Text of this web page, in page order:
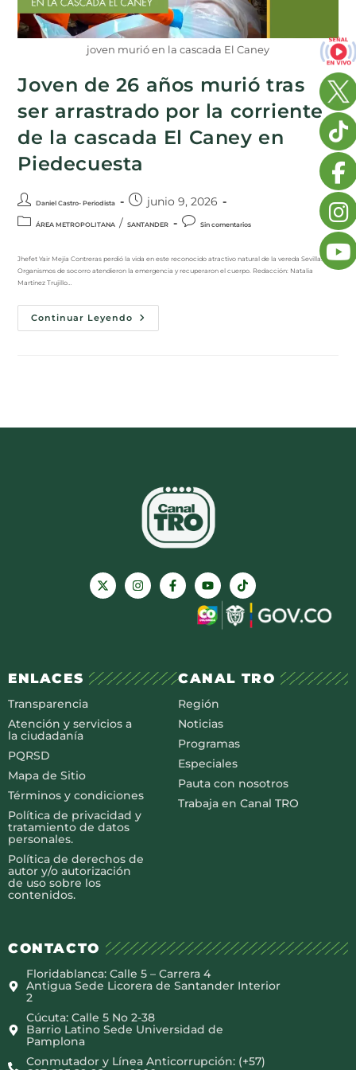
joven murió en la cascada El Caney
Joven de 26 años murió tras
ser arrastrado por la corriente
de la cascada El Caney en
Piedecuesta
Daniel Castro- Periodista junio 9, 2026
ÁREA METROPOLITANA / SANTANDER Sin comentarios
Jhefet Yair Mejía Contreras perdió la vida en este reconocido atractivo natural de la vereda Sevilla.
Organismos de socorro atendieron la emergencia y recuperaron el cuerpo. Redacción: Natalia
Martínez Trujillo…
Continuar Leyendo
ENLACES
Transparencia
Atención y servicios a
la ciudadanía
PQRSD
Mapa de Sitio
Términos y condiciones
Política de privacidad y
tratamiento de datos
personales.
Política de derechos de
autor y/o autorización
de uso sobre los
contenidos.
CANAL TRO
Región
Noticias
Programas
Especiales
Pauta con nosotros
Trabaja en Canal TRO
CONTACTO
Floridablanca: Calle 5 – Carrera 4
Antigua Sede Licorera de Santander Interior
2
Cúcuta: Calle 5 No 2-38
Barrio Latino Sede Universidad de
Pamplona
Conmutador y Línea Anticorrupción: (+57)